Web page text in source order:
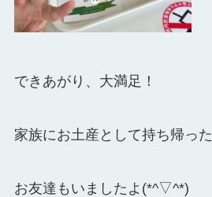
できあがり、大満足！
家族にお土産として持ち帰った
お友達もいましたよ(*^▽^*)